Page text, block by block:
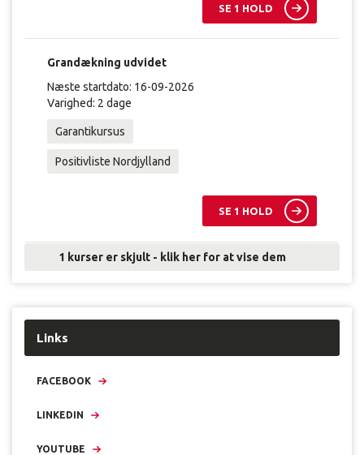
SE 1 HOLD
Grandækning udvidet
Garantikursus
Positivliste Nordjylland
SE 1 HOLD
Næste startdato: 16-09-2026
Varighed: 2 dage
1 kurser er skjult - klik her for at vise dem
Links
FACEBOOK
LINKEDIN
YOUTUBE